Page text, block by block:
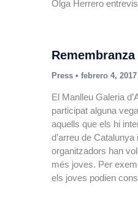
Olga Herrero
Press •febrero 4, 2017
El Manlleu Galeria
participat alguna
aquells que els hi
d’arreu de
organitzadors han
més joves. Per
els joves podien